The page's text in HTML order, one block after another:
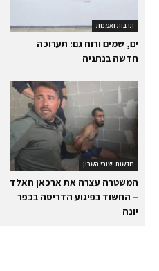
תרבות ואמנות
ים, שמים ורוח גם: תערוכה
חדשה בנתניה
חדשות ישובי השרון
המשטרה עצרה את ארכאן חאלד
– החשוד בפיגוע הדריסה בכפר
יונה